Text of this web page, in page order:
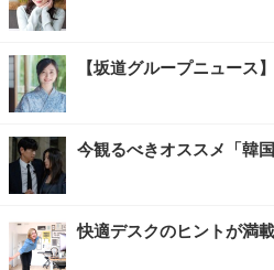
【坂道グループニュース
今観るべきオススメ「韓国
快適デスクのヒントが満